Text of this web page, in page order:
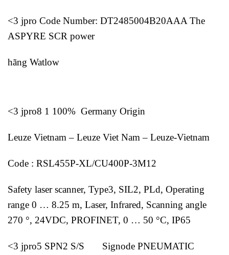
<3 jpro Code Number: DT2485004B20AAA The
ASPYRE SCR power
hãng Watlow
<3 jpro8 1 100% Germany Origin
Leuze Vietnam – Leuze Viet Nam – Leuze-Vietnam
Code : RSL455P-XL/CU400P-3M12
Safety laser scanner, Type3, SIL2, PLd, Operating
range 0 … 8.25 m, Laser, Infrared, Scanning angle
270 °, 24VDC, PROFINET, 0 … 50 °C, IP65
<3 jpro5 SPN2 S/S Signode PNEUMATIC